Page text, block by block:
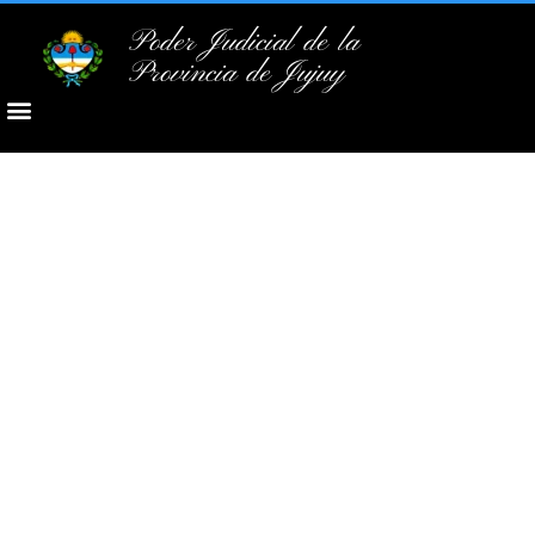
Poder Judicial de la
Provincia de Jujuy